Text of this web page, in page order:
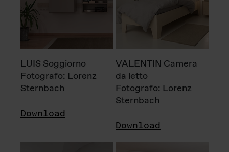
LUIS Soggiorno
Fotografo: Lorenz
Sternbach
Download
VALENTIN Camera
da letto
Fotografo: Lorenz
Sternbach
Download